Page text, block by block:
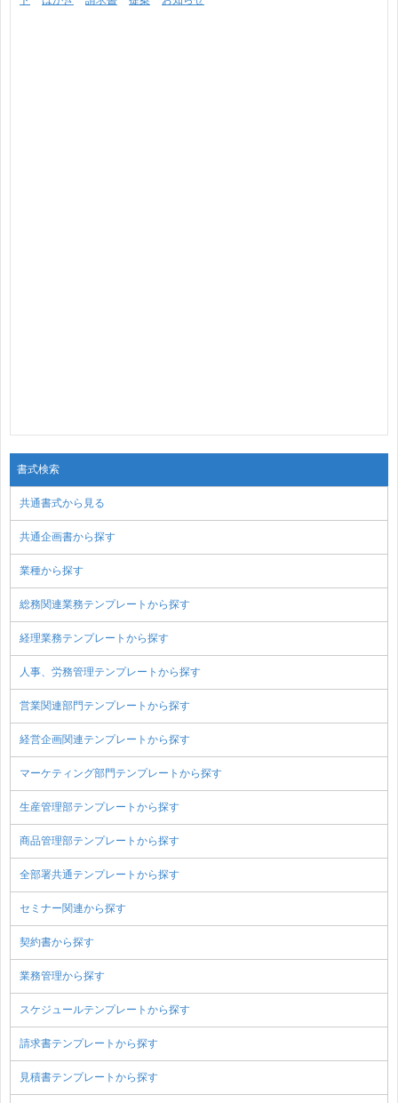
書式検索
共通書式から見る
共通企画書から探す
業種から探す
総務関連業務テンプレートから探す
経理業務テンプレートから探す
人事、労務管理テンプレートから探す
営業関連部門テンプレートから探す
経営企画関連テンプレートから探す
マーケティング部門テンプレートから探す
生産管理部テンプレートから探す
商品管理部テンプレートから探す
全部署共通テンプレートから探す
セミナー関連から探す
契約書から探す
業務管理から探す
スケジュールテンプレートから探す
請求書テンプレートから探す
見積書テンプレートから探す